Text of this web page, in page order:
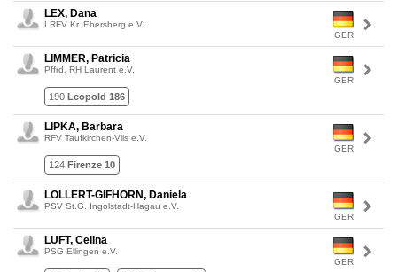
GER
LEX, Dana
LRFV Kr. Ebersberg e.V.
GER
LIMMER, Patricia
Pffrd. RH Laurent e.V.
190 Leopold 186
GER
LIPKA, Barbara
RFV Taufkirchen-Vils e.V.
124 Firenze 10
GER
LOLLERT-GIFHORN, Daniela
PSV St.G. Ingolstadt-Hagau e.V.
GER
LUFT, Celina
PSG Ellingen e.V.